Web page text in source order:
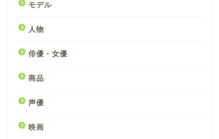
モデル
人物
俳優・女優
商品
声優
映画